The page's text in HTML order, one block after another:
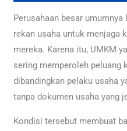
Perusahaan besar
rekan usaha untuk menjaga
mereka. Karena itu, UMKM
sering memperoleh peluang
dibandingkan pelaku usaha
tanpa dokumen usaha yang
Kondisi tersebut membuat